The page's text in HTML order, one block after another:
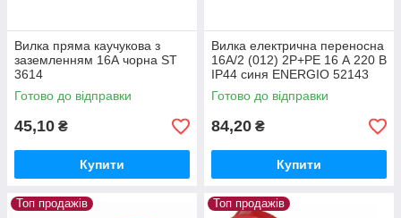
Вилка пряма каучукова з
заземленням 16А чорна ST
3614
Готово до відправки
45,10 ₴
Купити
Вилка електрична переносна
16А/2 (012) 2P+PE 16 А 220 В
IP44 синя ENERGIO 52143
Готово до відправки
84,20 ₴
Купити
Топ продажів Топ продажів